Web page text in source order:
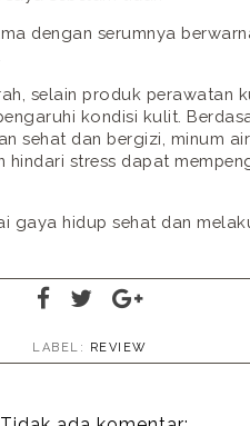
dengan serumnya
selain produk perawatan
kondisi kulit.
sehat dan bergizi, minum
stress dapat
gaya hidup sehat dan
LABEL: REVIEW